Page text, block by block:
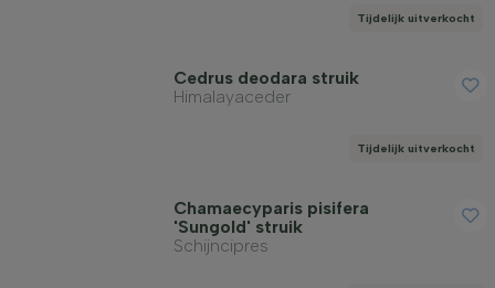
Tijdelijk uitverkocht
Cedrus deodara struik
Himalayaceder
Tijdelijk uitverkocht
Chamaecyparis pisifera
'Sungold' struik
Schijncipres